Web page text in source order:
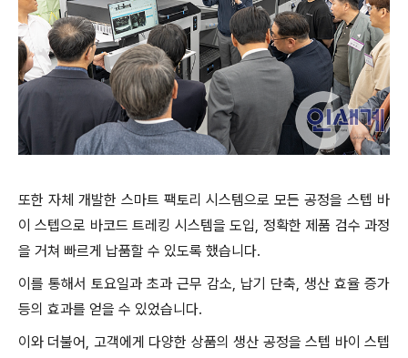
또한 자체 개발한 스마트 팩토리 시스템으로 모든 공정을 스텝 바
이 스텝으로 바코드 트레킹 시스템을 도입, 정확한 제품 검수 과정
을 거쳐 빠르게 납품할 수 있도록 했습니다.
이를 통해서 토요일과 초과 근무 감소, 납기 단축, 생산 효율 증가
등의 효과를 얻을 수 있었습니다.
이와 더불어, 고객에게 다양한 상품의 생산 공정을 스텝 바이 스텝